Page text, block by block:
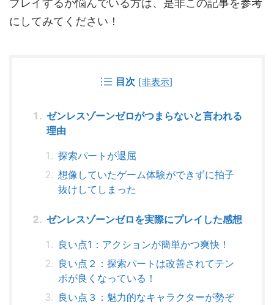
プレイするか悩んでいる方は、是非この記事を参考
にしてみてください！
目次 [非表示]
ゼンレスゾーンゼロがつまらないと言われる
理由
探索パートが退屈
想像していたゲーム体験ができずに拍子
抜けしてしまった
ゼンレスゾーンゼロを実際にプレイした感想
良い点1：アクションが簡単かつ爽快！
良い点２：探索パートは改善されてテン
ポが良くなっている！
良い点３：魅力的なキャラクターが勢ぞ